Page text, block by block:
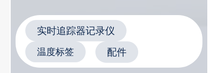
实时追踪器记录仪
温度标签 配件